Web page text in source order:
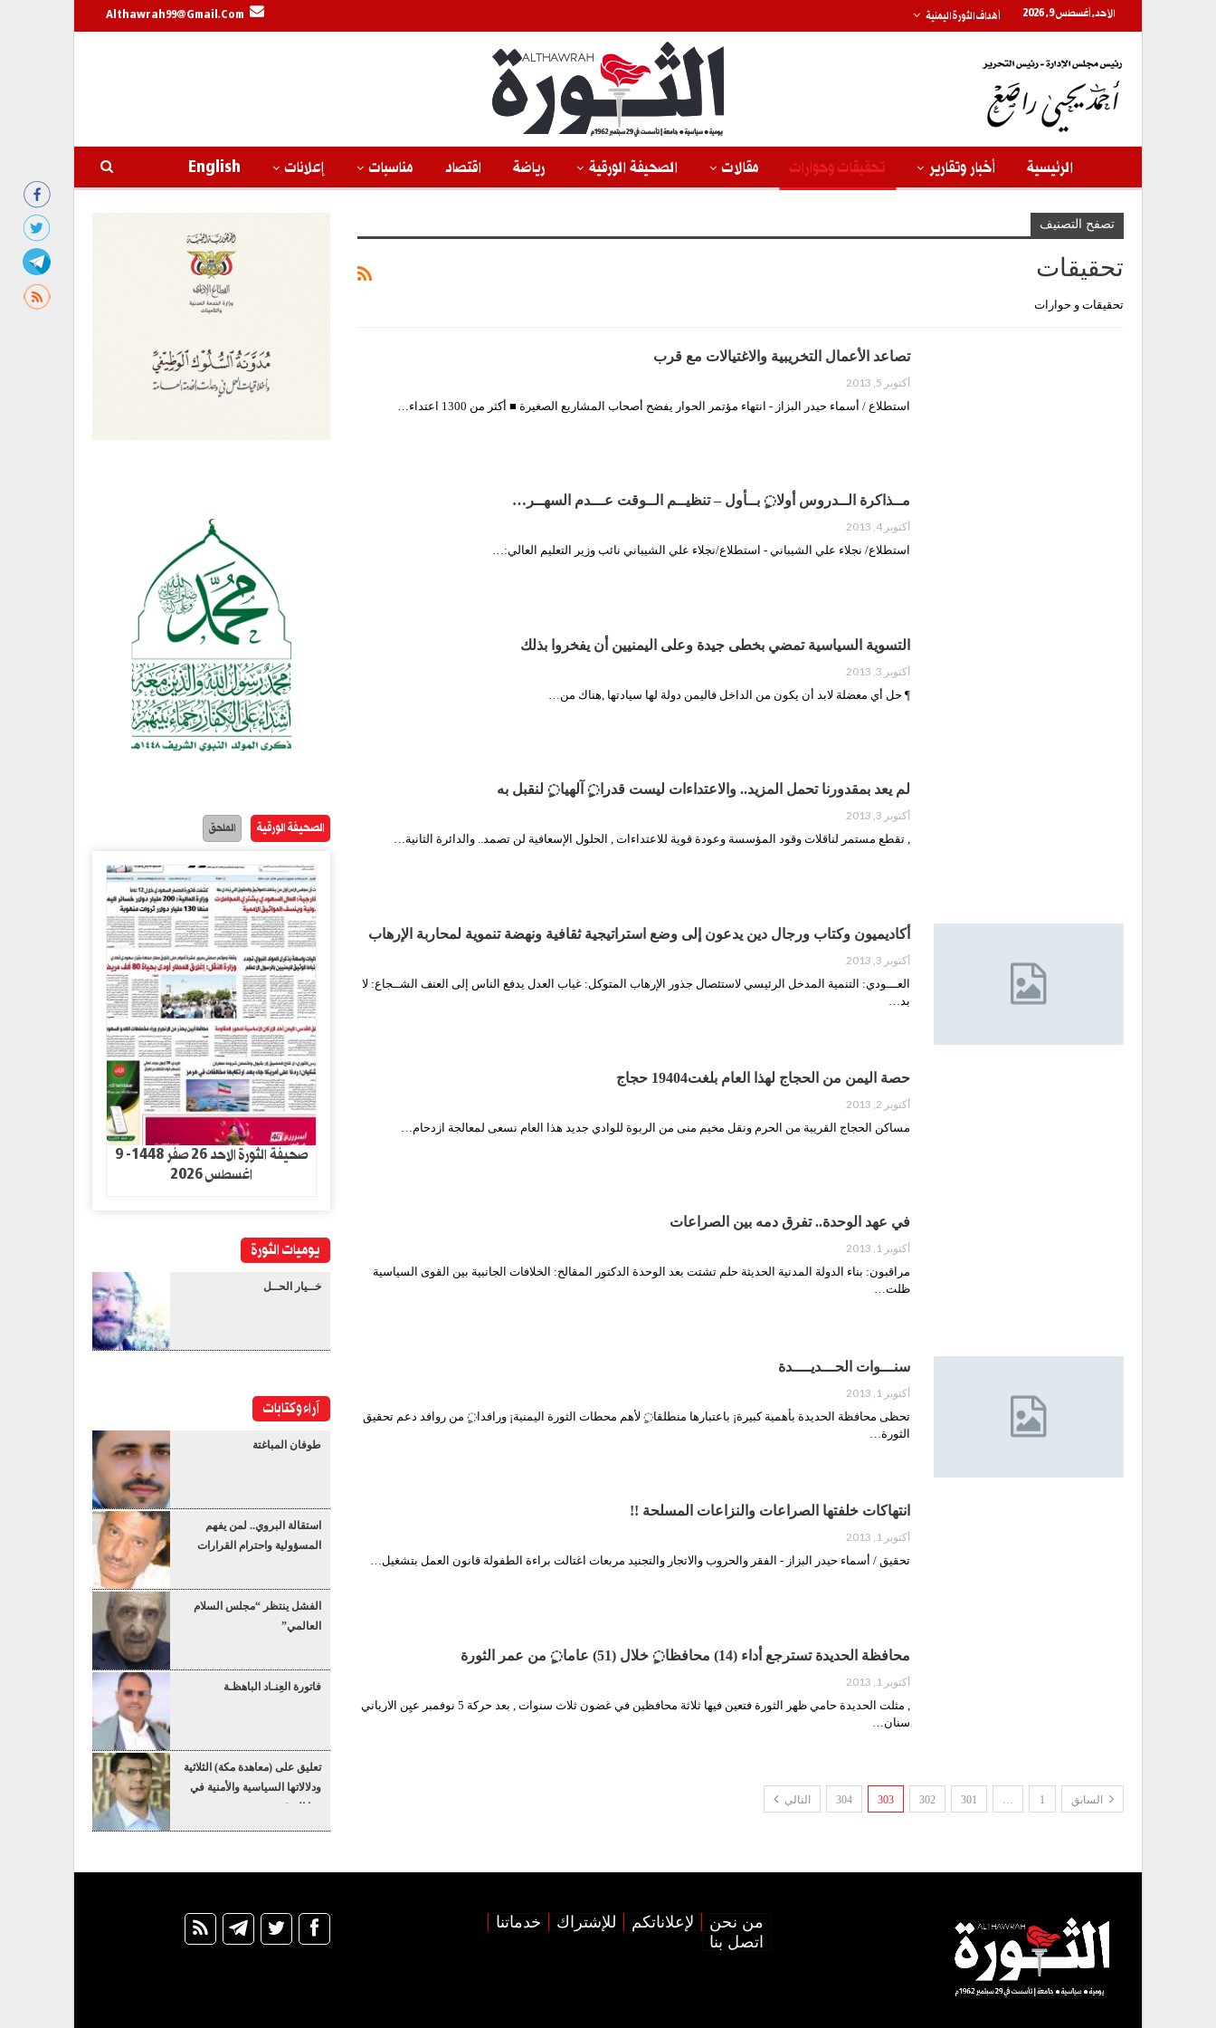
الأحد, أغسطس 9, 2026 أهداف الثورة اليمنية Althawrah99@gmail.com
الرئيسية أخبار وتقارير تحقيقات وحوارات مقالات الصحيفة الورقية رياضة اقتصاد مناسبات إعلانات English
تصفح التصنيف
تحقيقات
تحقيقات و حوارات
تصاعد الأعمال التخريبية والاغتيالات مع قرب
أكتوبر 5, 2013
استطلاع / أسماء حيدر البزاز - انتهاء مؤتمر الحوار يفضح أصحاب المشاريع الصغيرة ■ أكثر من 1300 اعتداء…
مــذاكرة الــدروس أولا◌ٍ‮ ‬بــأول‮ – ‬تنظيــم الــوقت عـــدم السهــر…
أكتوبر 4, 2013
استطلاع/ نجلاء علي الشيباني - استطلاع/نجلاء علي‮ ‬الشيباني نائب وزير التعليم العالي‮:…
التسوية السياسية تمضي‮ ‬بخطى جيدة وعلى اليمنيين أن‮ ‬يفخروا بذلك
أكتوبر 3, 2013
¶ حل أي‮ ‬معضلة لابد أن‮ ‬يكون من الداخل فاليمن دولة لها سيادتها ,هناك من‮…
لم يعد بمقدورنا تحمل المزيد.. والاعتداءات ليست قدرا◌ٍ آلهيا◌ٍ لنقبل به
أكتوبر 3, 2013
, تقطع مستمر لناقلات وقود المؤسسة وعودة قوية للاعتداءات , الحلول الإسعافية لن تصمد.. والدائرة الثانية…
أكاديميون وكتاب ورجال دين يدعون إلى وضع استراتيجية ثقافية ونهضة تنموية لمحاربة الإرهاب
أكتوبر 3, 2013
العـــودي: التنمية المدخل الرئيسي لاستئصال جذور الإرهاب المتوكل: غياب العدل يدفع الناس إلى العنف الشــجاع: لا
بد…
حصة اليمن من الحجاج لهذا العام بلغت‮ ‬19404حجاج
أكتوبر 2, 2013
مساكن الحجاج القريبة من الحرم ونقل مخيم منى من الربوة للوادي‮ ‬جديد هذا العام نسعى لمعالجة ازدحام…
في عهد الوحدة.. تفرق دمه بين الصراعات
أكتوبر 1, 2013
مراقبون: بناء الدولة المدنية الحديثة حلم تشتت بعد الوحدة الدكتور المقالح: الخلافات الجانبية بين القوى السياسية
ظلت…
سنـــوات الحـــديــــدة
أكتوبر 1, 2013
تحظى محافظة الحديدة بأهمية كبيرة¡ باعتبارها منطلقا◌ٍ لأهم محطات الثورة اليمنية¡ ورافدا◌ٍ من روافد دعم تحقيق
الثورة…
انتهاكات خلفتها الصراعات والنزاعات المسلحة !!
أكتوبر 1, 2013
تحقيق / أسماء حيدر البزاز - الفقر والحروب والاتجار والتجنيد مربعات اغتالت براءة الطفولة قانون العمل بتشغيل…
محافظة الحديدة تسترجع أداء (14) محافظا◌ٍ خلال (51) عاما◌ٍ من عمر الثورة
أكتوبر 1, 2013
, مثلت الحديدة حامي ظهر الثورة فتعين فيها ثلاثة محافظين في غضون ثلاث سنوات , بعد حركة 5 نوفمبر عيِن الارياني
سنان…
السابق 1
…
301
302
303
304 التالي
الصحيفة الورقية الملحق
صحيفة الثورة الاحد 26 صفر 1448- 9
اغسطس 2026
يوميات الثورة
خــيار الحــل
آراء وكتابات
طوفان المباغتة
استقالة البروي.. لمن يفهم
المسؤولية واحترام القرارات
الفشل ينتظر “مجلس السلام
العالمي”
فاتورة العِنـاد الباهظـة
تعليق على (معاهدة مكة) الثلاثية
ودلالاتها السياسية والأمنية في
هذا التوقيت
من نحن لإعلاناتكم للإشتراك
خدماتنا
اتصل بنا